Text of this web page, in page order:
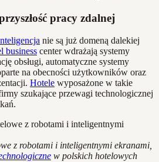
pracy zdalnej
nie są już domeną dalekiej
business center wdrażają systemy
obsługi, automatyczne systemy
na obecności użytkowników oraz
Hotele wyposażone w takie
szukające przewagi technologicznej
z robotami i inteligentnymi ekranami,
w polskich hotelowych